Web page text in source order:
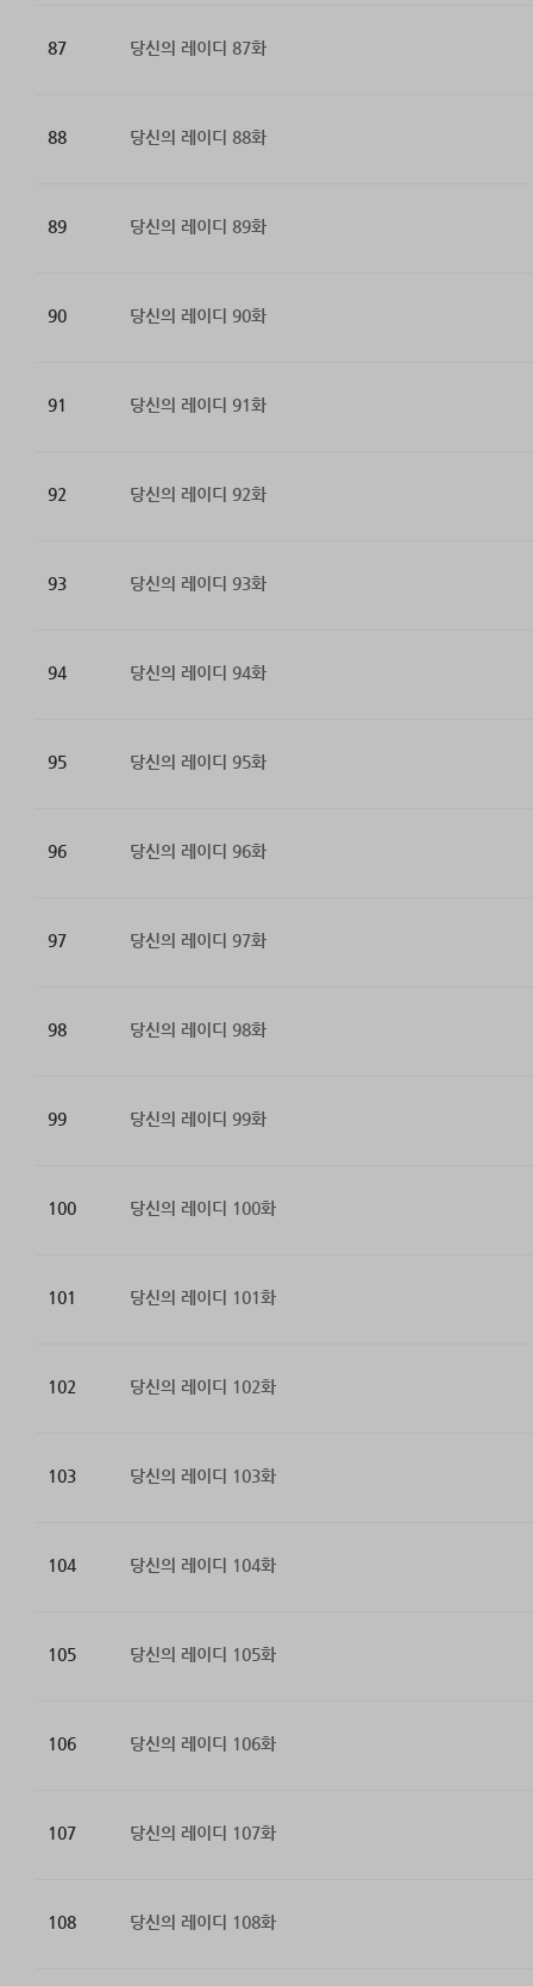
87 당신의 레이디 87화
88 당신의 레이디 88화
89 당신의 레이디 89화
90 당신의 레이디 90화
91 당신의 레이디 91화
92 당신의 레이디 92화
93 당신의 레이디 93화
94 당신의 레이디 94화
95 당신의 레이디 95화
96 당신의 레이디 96화
97 당신의 레이디 97화
98 당신의 레이디 98화
99 당신의 레이디 99화
100 당신의 레이디 100화
101 당신의 레이디 101화
102 당신의 레이디 102화
103 당신의 레이디 103화
104 당신의 레이디 104화
105 당신의 레이디 105화
106 당신의 레이디 106화
107 당신의 레이디 107화
108 당신의 레이디 108화